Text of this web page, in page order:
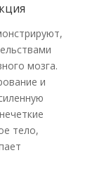
мозга.
и
тело,